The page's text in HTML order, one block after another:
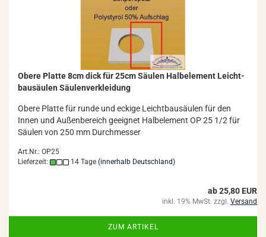
Obere Plat­te 8cm dick für 25cm Säu­len Halb­ele­ment Leicht­
bau­säu­len Säu­len­ver­klei­dung
Obere Plat­te für runde und ecki­ge Leicht­bau­säu­len für den
Innen und Au­ßen­be­reich ge­eig­net Halb­ele­ment OP 25 1/2 für
Säu­len von 250 mm Durch­mes­ser
Art.Nr.: OP25
Lieferzeit:
14 Tage (innerhalb Deutschland)
ab 25,80 EUR
inkl. 19% MwSt. zzgl. Versand
ZUM ARTIKEL